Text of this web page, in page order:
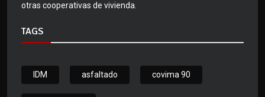
otras cooperativas de vivienda.
TAGS
IDM asfaltado covima 90